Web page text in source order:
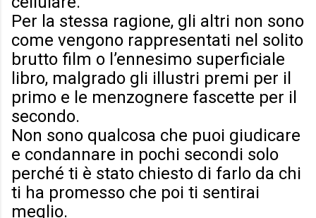
Per la stessa ragione, gli altri non sono
come vengono rappresentati nel solito
brutto film o l’ennesimo superficiale
libro, malgrado gli illustri premi per il
primo e le menzognere fascette per il
secondo.
Non sono qualcosa che puoi giudicare
e condannare in pochi secondi solo
perché ti è stato chiesto di farlo da chi
ti ha promesso che poi ti sentirai
meglio.